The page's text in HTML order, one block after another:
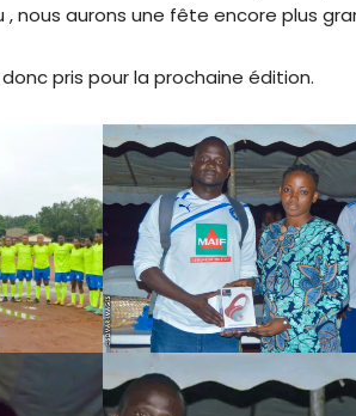
nous aurons une fête encore plus
pris pour la prochaine édition.